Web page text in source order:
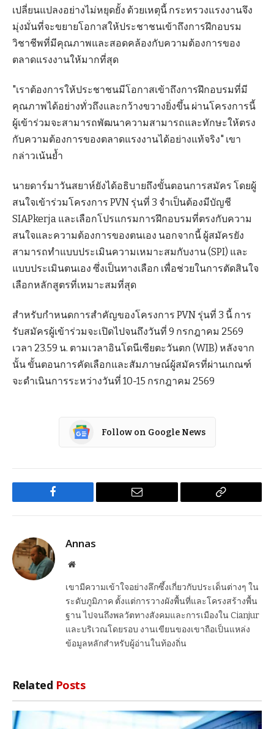
เปลี่ยนแปลงอย่างไม่หยุดยั้ง ด้วยเหตุนี้ กระทรวงแรงงานจึง
มุ่งมั่นที่จะขยายโอกาสให้ประชาชนเข้าถึงการฝึกอบรม
วิชาชีพที่มีคุณภาพและสอดคล้องกับความต้องการของ
ตลาดแรงงานให้มากที่สุด
"เราต้องการให้ประชาชนมีโอกาสเข้าถึงการฝึกอบรมที่มี
คุณภาพได้อย่างทั่วถึงและกว้างขวางยิ่งขึ้น ผ่านโครงการนี้
ผู้เข้าร่วมจะสามารถพัฒนาความสามารถและทักษะให้ตรง
กับความต้องการของตลาดแรงงานได้อย่างแท้จริง" เขา
กล่าวเน้นย้ำ
นายดาร์มาวันสยาห์ยังได้อธิบายถึงขั้นตอนการสมัคร โดยผู้
สนใจเข้าร่วมโครงการ PVN รุ่นที่ 3 จำเป็นต้องมีบัญชี
SIAPkerja และเลือกโปรแกรมการฝึกอบรมที่ตรงกับความ
สนใจและความต้องการของตนเอง นอกจากนี้ ผู้สมัครยัง
สามารถทำแบบประเมินความเหมาะสมกับงาน (SPI) และ
แบบประเมินตนเอง ซึ่งเป็นทางเลือก เพื่อช่วยในการตัดสินใจ
เลือกหลักสูตรที่เหมาะสมที่สุด
สำหรับกำหนดการสำคัญของโครงการ PVN รุ่นที่ 3 นี้ การ
รับสมัครผู้เข้าร่วมจะเปิดไปจนถึงวันที่ 9 กรกฎาคม 2569
เวลา 23.59 น. ตามเวลาอินโดนีเซียตะวันตก (WIB) หลังจาก
นั้น ขั้นตอนการคัดเลือกและสัมภาษณ์ผู้สมัครที่ผ่านเกณฑ์
จะดำเนินการระหว่างวันที่ 10-15 กรกฎาคม 2569
Follow on Google News
Facebook Email
Copy
Annas
Website
เขามีความเข้าใจอย่างลึกซึ้งเกี่ยวกับประเด็นต่างๆ ใน
ระดับภูมิภาค ตั้งแต่การวางผังพื้นที่และโครงสร้างพื้น
ฐาน ไปจนถึงพลวัตทางสังคมและการเมืองใน Cianjur
และบริเวณโดยรอบ งานเขียนของเขาถือเป็นแหล่ง
ข้อมูลหลักสำหรับผู้อ่านในท้องถิ่น
Related Posts